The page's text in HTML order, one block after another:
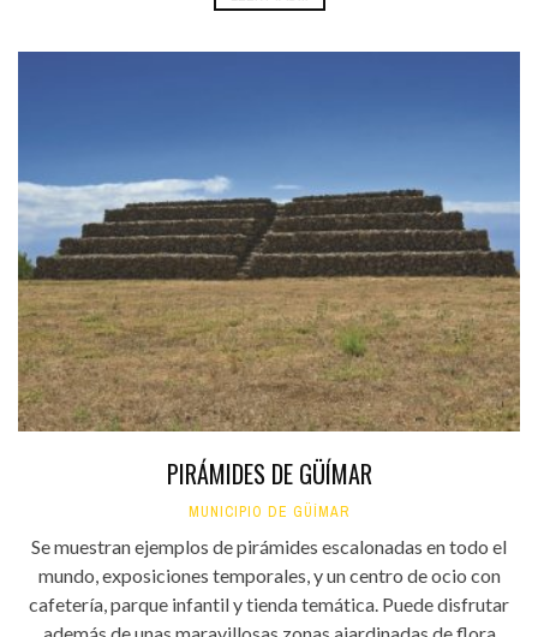
PIRÁMIDES DE GÜÍMAR
MUNICIPIO DE GÜÍMAR
Se muestran ejemplos de pirámides escalonadas en todo el
mundo, exposiciones temporales, y un centro de ocio con
cafetería, parque infantil y tienda temática. Puede disfrutar